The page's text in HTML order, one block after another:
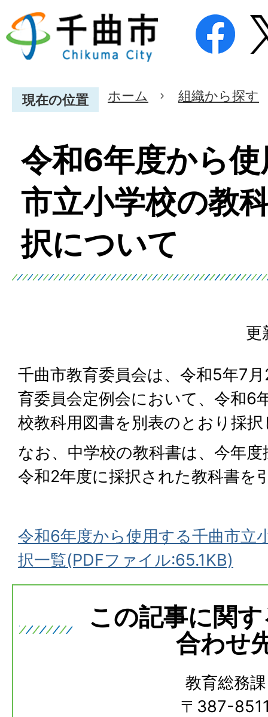
現在の位置 ホーム 組織から探す
令和6年度から
市立小学校の教
択について
更
千曲市教育委員会は、令和5年7
育委員会定例会において、令和6
校教科用図書を別表のとおり採
なお、中学校の教科書は、今年
令和2年度に採択された教科書を
令和6年度から使用する千曲市立
択一覧(PDFファイル:65.1KB)
この記事に関
合わせ
教育総務課
〒387-